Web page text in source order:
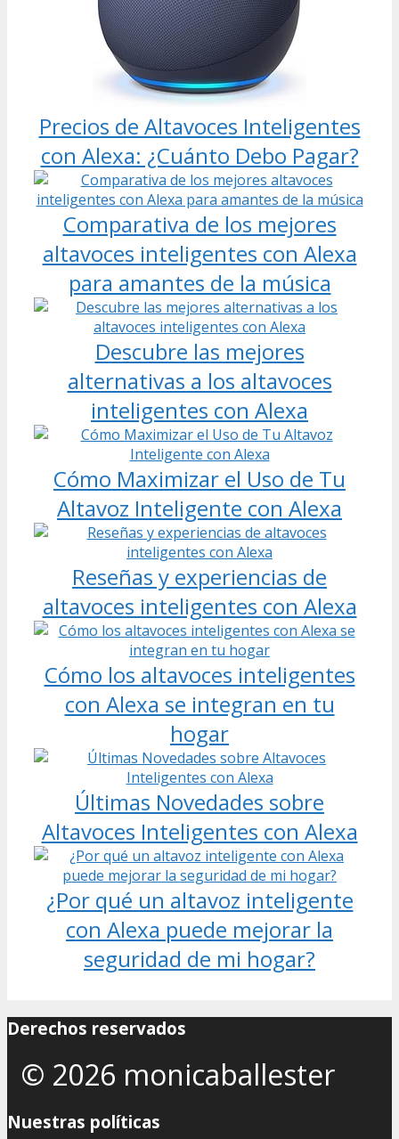
Precios de Altavoces Inteligentes
con Alexa: ¿Cuánto Debo Pagar?
Comparativa de los mejores
altavoces inteligentes con Alexa
para amantes de la música
Descubre las mejores
alternativas a los altavoces
inteligentes con Alexa
Cómo Maximizar el Uso de Tu
Altavoz Inteligente con Alexa
Reseñas y experiencias de
altavoces inteligentes con Alexa
Cómo los altavoces inteligentes
con Alexa se integran en tu
hogar
Últimas Novedades sobre
Altavoces Inteligentes con Alexa
¿Por qué un altavoz inteligente
con Alexa puede mejorar la
seguridad de mi hogar?
Derechos reservados
© 2026 monicaballester
Nuestras políticas